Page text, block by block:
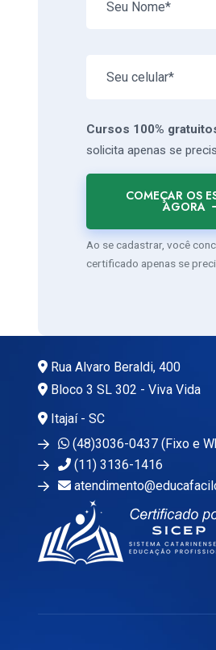
Cursos 100%
solicita apenas se
COMEÇAR OS
AGORA
Ao se cadastrar, você
certificado apenas se
Rua Alvaro Beraldi, 400
Bloco 3 SL 302 - Viva Vida
Itajaí - SC
(48)3036-0437 (Fixo e
(11) 3136-1416